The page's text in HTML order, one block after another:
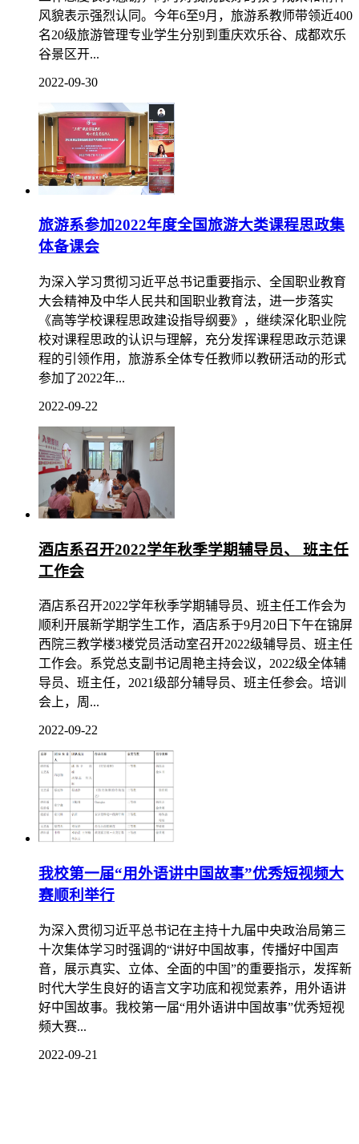
风貌表示强烈认同。今年6至9月，旅游系教师带领近400
名20级旅游管理专业学生分别到重庆欢乐谷、成都欢乐
谷景区开...
2022-09-30
旅游系参加2022年度全国旅游大类课程思政集
体备课会
为深入学习贯彻习近平总书记重要指示、全国职业教育
大会精神及中华人民共和国职业教育法，进一步落实
《高等学校课程思政建设指导纲要》，继续深化职业院
校对课程思政的认识与理解，充分发挥课程思政示范课
程的引领作用，旅游系全体专任教师以教研活动的形式
参加了2022年...
2022-09-22
酒店系召开2022学年秋季学期辅导员、 班主任
工作会
酒店系召开2022学年秋季学期辅导员、班主任工作会为
顺利开展新学期学生工作，酒店系于9月20日下午在锦屏
西院三教学楼3楼党员活动室召开2022级辅导员、班主任
工作会。系党总支副书记周艳主持会议，2022级全体辅
导员、班主任，2021级部分辅导员、班主任参会。培训
会上，周...
2022-09-22
我校第一届“用外语讲中国故事”优秀短视频大
赛顺利举行
为深入贯彻习近平总书记在主持十九届中央政治局第三
十次集体学习时强调的“讲好中国故事，传播好中国声
音，展示真实、立体、全面的中国”的重要指示，发挥新
时代大学生良好的语言文字功底和视觉素养，用外语讲
好中国故事。我校第一届“用外语讲中国故事”优秀短视
频大赛...
2022-09-21